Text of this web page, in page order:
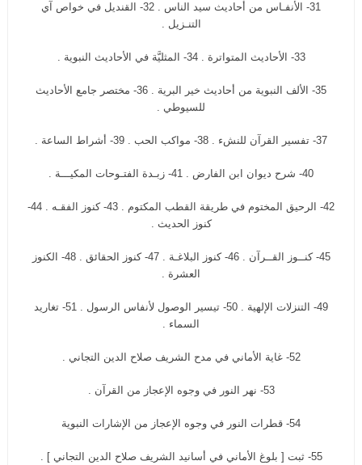
31- الأنفـاس من أحاديث سيد الناس . 32- القنديل في خواص آي
التنـزيل .
33- الأحاديث المتواترة . 34- المثليَّة في الأحاديث النبوية .
35- الألف النبوية من أحاديث خير البرية . 36- مختصر جامع الأحاديث
للسيوطي .
37- تفسير القرآن للنشء . 38- مواكب الحب . 39- أشراط الساعة .
40- شرح ديوان ابن الفارض . 41- زبـدة الفتـوحات المكيـــة .
42- الرحيق المختوم في طريقة القطب المكتوم . 43- كنوز الفقـه . 44-
كنوز الحديث .
45- كنــوز القــرآن . 46- كنوز البلاغـة . 47- كنوز الحقائق . 48- الكنوز
العشرة .
49- التنزلات الإلهية . 50- تيسير الوصول لأنفاس الرسول . 51- تغاريد
السماء .
52- غاية الأماني في مدح الشريف صلاح الدين التجاني .
53- نهر النور في وجوه الإعجاز من القرآن .
54- قطرات النور في وجوه الإعجاز من الإشارات النبوية
55- ثبت [ بلوغ الأماني في أسانيد الشريف صلاح الدين التجاني ] .